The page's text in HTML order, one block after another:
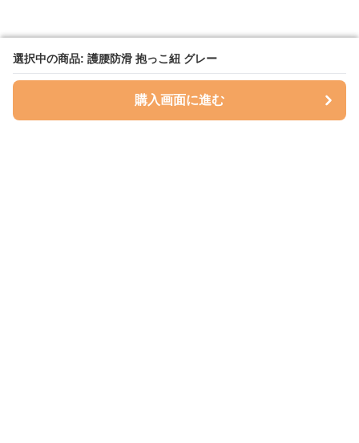
選択中の商品: 護腰防滑 抱っこ紐 グレー
購入画面に進む
選択中の商品: 護腰防滑 抱っこ紐 グレー
購入画面に進む